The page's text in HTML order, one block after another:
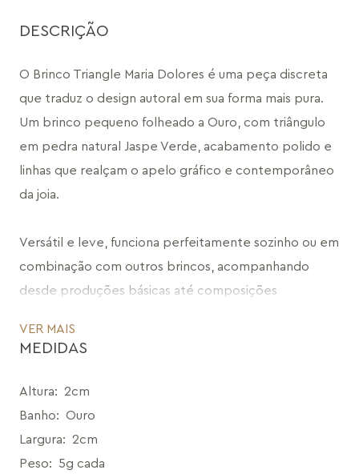
DESCRIÇÃO
O Brinco Triangle Maria Dolores é uma peça discreta
que traduz o design autoral em sua forma mais pura.
Um brinco pequeno folheado a Ouro, com triângulo
em pedra natural Jaspe Verde, acabamento polido e
linhas que realçam o apelo gráfico e contemporâneo
da joia.
Versátil e leve, funciona perfeitamente sozinho ou em
combinação com outros brincos, acompanhando
desde produções básicas até composições
dia a dia sem abrir mão da personalidade.
CÓDIGO: MD541.FO.1183
VER MAIS
MEDIDAS
Altura: 2cm
Banho: Ouro
Largura: 2cm
Peso: 5g cada